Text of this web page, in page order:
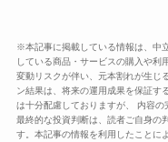
※本記事に掲載している情報は、中
している商品・サービスの購入や利
変動リスクが伴い、元本割れが生じ
ン結果は、将来の運用成果を保証す
は十分配慮しておりますが、 内容の
最終的な投資判断は、読者ご自身の
す。本記事の情報を利用したことに